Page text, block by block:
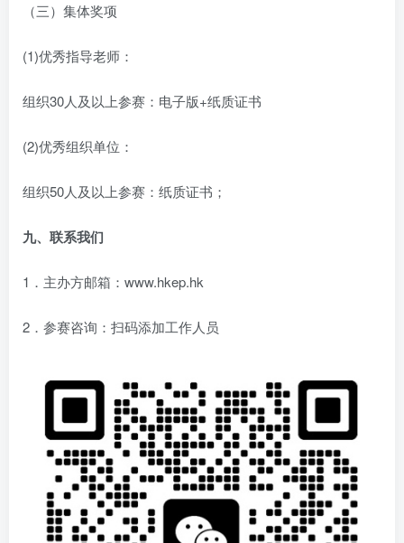
（三）集体奖项
(1)优秀指导老师：
组织30人及以上参赛：电子版+纸质证书
(2)优秀组织单位：
组织50人及以上参赛：纸质证书；
九、联系我们
1．主办方邮箱：www.hkep.hk
2．参赛咨询：扫码添加工作人员